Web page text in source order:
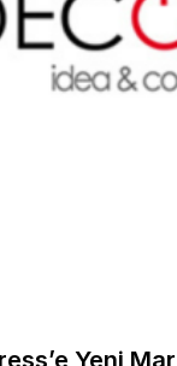
Yeni